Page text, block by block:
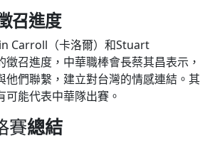
召進度
Carroll（卡洛爾）和Stuart
召進度，中華職棒會長蔡其昌表示，
他們聯繫，建立對台灣的情感連結。其
能代表中華隊出賽。
賽總結